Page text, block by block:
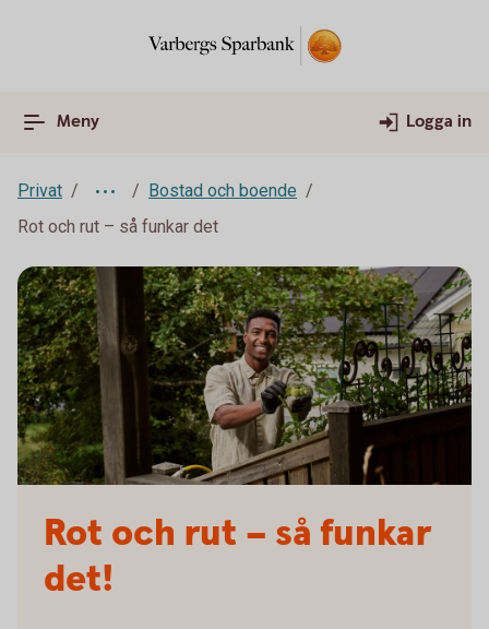
Meny Logga in
Privat
Bostad och boende
Rot och rut – så funkar det
Rot och rut – så funkar
det!